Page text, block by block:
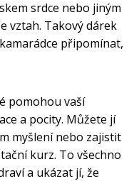
srdce nebo jiným
vztah. Takový dárek
připomínat,
pomohou vaší
a pocity. Můžete jí
myšlení nebo zajistit
kurz. To všechno
a ukázat jí, že